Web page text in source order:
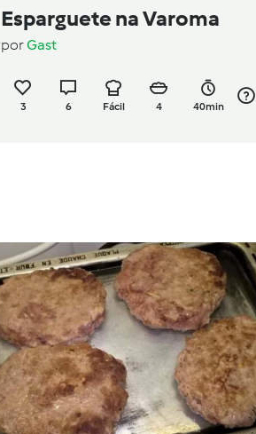
Esparguete na Varoma
porGast
3 6 Fácil 4 40min